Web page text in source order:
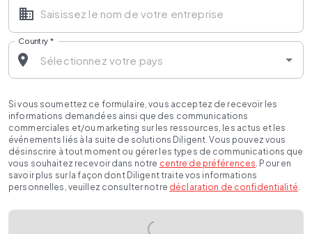
Country *
Si vous soumettez ce formulaire, vous acceptez de recevoir les
informations demandées ainsi que des communications
commerciales et/ou marketing sur les ressources, les actus et les
événements liés à la suite de solutions Diligent. Vous pouvez vous
désinscrire à tout moment ou gérer les types de communications que
vous souhaitez recevoir dans notre centre de préférences. Pour en
savoir plus sur la façon dont Diligent traite vos informations
personnelles, veuillez consulter notre déclaration de confidentialité.